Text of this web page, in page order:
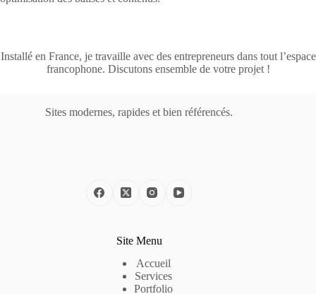
Installé en France, je travaille avec des entrepreneurs dans tout l’espace
francophone. Discutons ensemble de votre projet !
Sites modernes, rapides et bien référencés.
Site Menu
Accueil
Services
Portfolio